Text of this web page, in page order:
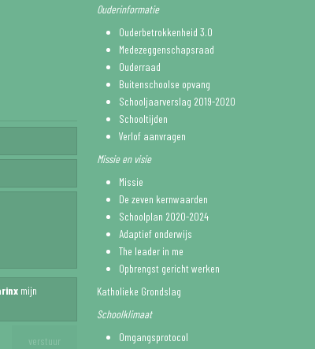
mijn
Ouderinformatie
Ouderbetrokkenheid 3.0
Medezeggenschapsraad
Ouderraad
Buitenschoolse opvang
Schooljaarverslag 2019-2020
Schooltijden
Verlof aanvragen
Missie en visie
Missie
De zeven kernwaarden
Schoolplan 2020-2024
Adaptief onderwijs
The leader in me
Opbrengst gericht werken
Katholieke Grondslag
Schoolklimaat
Omgangsprotocol